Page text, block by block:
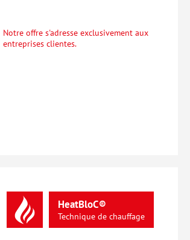
Notre offre s'adresse exclusivement aux
entreprises clientes.
HeatBloC®
Technique de chauffage